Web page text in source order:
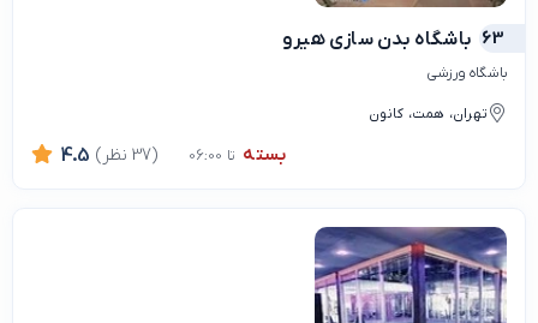
63 باشگاه بدن سازی هیرو
باشگاه ورزشی
تهران، همت، کانون
بسته تا 06:00 4.5 (37 نظر)